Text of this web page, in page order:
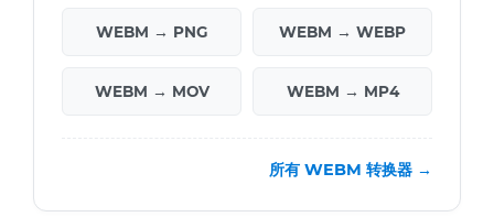
WEBM → PNG WEBM → WEBP
WEBM → MOV WEBM → MP4
所有 WEBM 转换器 →